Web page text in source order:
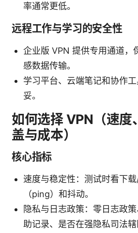
率通常更低。
远程工作与学习的安全性
企业版 VPN 提供专用通道，
感数据传输。
学习平台、云端笔记和协作
妥。
如何选择 VPN（速度
盖与成本）
核心指标
速度与稳定性：测试时看下
（ping）和抖动。
隐私与日志政策：零日志政
助记录、是否在强隐私司法辖